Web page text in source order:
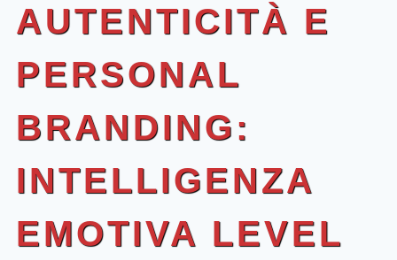
AUTENTICITÀ E
PERSONAL
BRANDING:
INTELLIGENZA
EMOTIVA LEVEL